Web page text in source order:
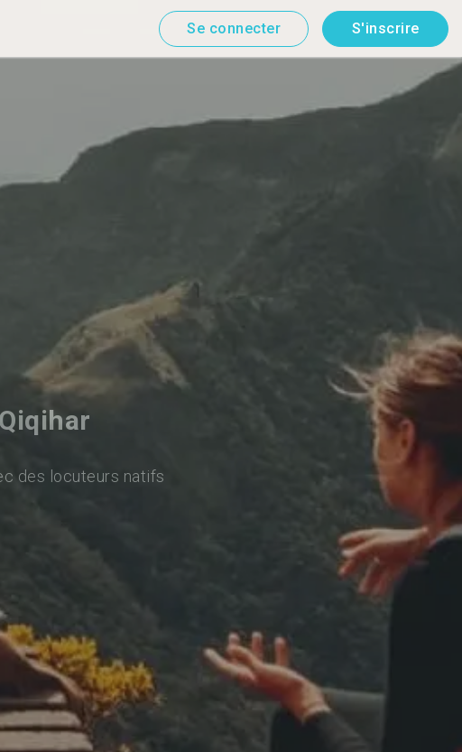
Se connecter S'inscrire
des locuteurs natifs